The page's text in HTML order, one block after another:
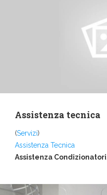
Assistenza tecnica
(Servizi)
Assistenza Tecnica
Assistenza Condizionatori